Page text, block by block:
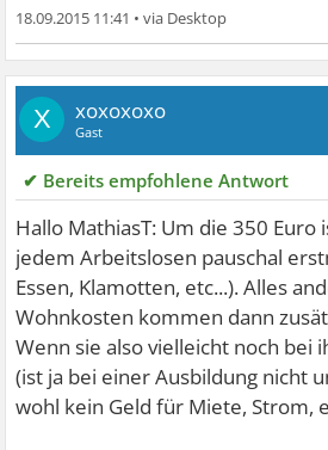
18.09.2015 11:41 •
X xoxoxoxo
Gast
✔ Bereits empfohlene Antwort
Hallo MathiasT: Um die 350 Euro
jedem Arbeitslosen pauschal
Essen, Klamotten, etc...). Alles
Wohnkosten kommen dann
Wenn sie also vielleicht noch bei
(ist ja bei einer Ausbildung nicht
wohl kein Geld für Miete, Strom,